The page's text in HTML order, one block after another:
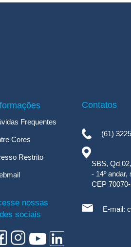
Frequentes
Cores
Restrito
nossas
sociais
Contatos
(61)
SBS, Qd
- 14º
CEP
E-mail: